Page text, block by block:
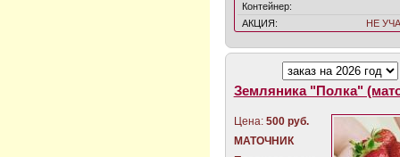
Контейнер:
АКЦИЯ:
НЕ
Земляника "Полка"
Цена: 500 руб.
МАТОЧНИК